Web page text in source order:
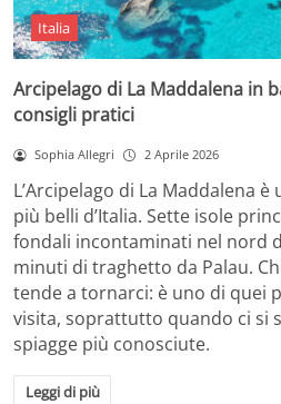
Italia
Arcipelago di La Maddalena in
consigli pratici
Sophia Allegri 2 Aprile 2026
L’Arcipelago di La Maddalena
più belli d’Italia. Sette isole
fondali incontaminati nel nord
minuti di traghetto da Palau.
tende a tornarci: è uno di quei
visita, soprattutto quando ci si
spiagge più conosciute.
Leggi di più